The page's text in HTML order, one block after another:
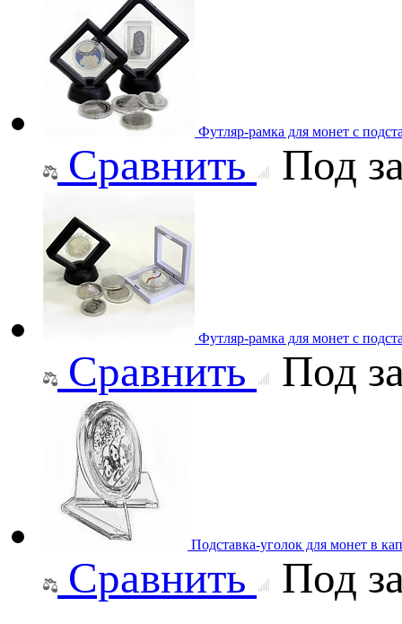
Футляр-рамка для монет с
Сравнить Под
Футляр-рамка для монет с
Сравнить Под
Подставка-уголок для монет в
Сравнить Под